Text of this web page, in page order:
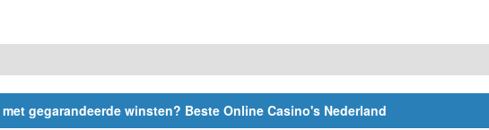
gegarandeerde winsten? Beste Online Casino's Nederland